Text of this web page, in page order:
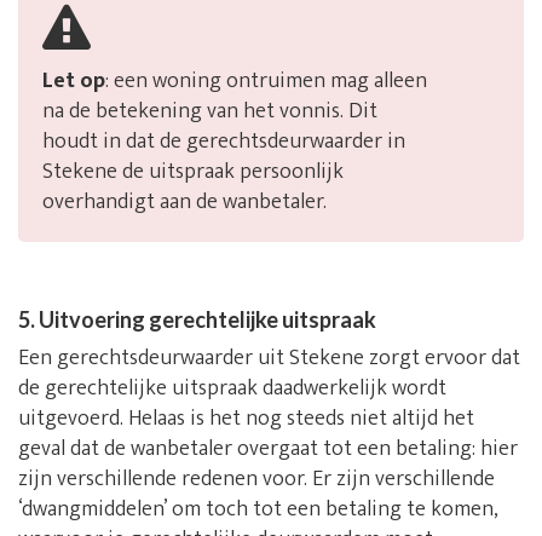
Let op: een woning ontruimen mag alleen
na de betekening van het vonnis. Dit
houdt in dat de gerechtsdeurwaarder in
Stekene de uitspraak persoonlijk
overhandigt aan de wanbetaler.
5. Uitvoering gerechtelijke uitspraak
Een gerechtsdeurwaarder uit Stekene zorgt ervoor dat
de gerechtelijke uitspraak daadwerkelijk wordt
uitgevoerd. Helaas is het nog steeds niet altijd het
geval dat de wanbetaler overgaat tot een betaling: hier
zijn verschillende redenen voor. Er zijn verschillende
‘dwangmiddelen’ om toch tot een betaling te komen,